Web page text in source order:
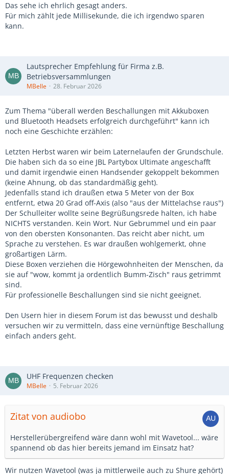
Das sehe ich ehrlich gesagt anders.
Für mich zählt jede Millisekunde, die ich irgendwo sparen
kann.
Lautsprecher Empfehlung für Firma z.B.
Betriebsversammlungen
MBelle 28. Februar 2026
Zum Thema "überall werden Beschallungen mit Akkuboxen
und Bluetooth Headsets erfolgreich durchgeführt" kann ich
noch eine Geschichte erzählen:
Letzten Herbst waren wir beim Laternelaufen der Grundschule.
Die haben sich da so eine JBL Partybox Ultimate angeschafft
und damit irgendwie einen Handsender gekoppelt bekommen
(keine Ahnung, ob das standardmäßig geht).
Jedenfalls stand ich draußen etwa 5 Meter von der Box
entfernt, etwa 20 Grad off-Axis (also "aus der Mittelachse raus")
Der Schulleiter wollte seine Begrüßungsrede halten, ich habe
NICHTS verstanden. Kein Wort. Nur Gebrummel und ein paar
von den obersten Konsonanten. Das reicht aber nicht, um
Sprache zu verstehen. Es war draußen wohlgemerkt, ohne
großartigen Lärm.
Diese Boxen verziehen die Hörgewohnheiten der Menschen, da
sie auf "wow, kommt ja ordentlich Bumm-Zisch" raus getrimmt
sind.
Für professionelle Beschallungen sind sie nicht geeignet.
Den Usern hier in diesem Forum ist das bewusst und deshalb
versuchen wir zu vermitteln, dass eine vernünftige Beschallung
einfach anders geht.
UHF Frequenzen checken
MBelle 5. Februar 2026
Zitat von audiobo
Herstellerübergreifend wäre dann wohl mit Wavetool... wäre
spannend ob das hier bereits jemand im Einsatz hat?
Wir nutzen Wavetool (was ja mittlerweile auch zu Shure gehört)